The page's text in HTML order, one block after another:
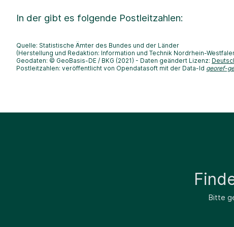
In der gibt es folgende Postleitzahlen:
Quelle: Statistische Ämter des Bundes und der Länder
(Herstellung und Redaktion: Information und Technik Nordrhein-
Geodaten: © GeoBasis-DE / BKG (2021) - Daten geändert Lizenz:
Postleitzahlen: veröffentlicht von Opendatasoft mit der Data-Id georef-
Bitte